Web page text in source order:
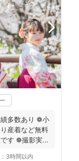
多数あり ❁小
産着など無料
す ❁撮影実...
3時間以内